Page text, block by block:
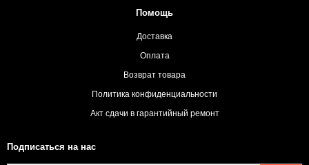
Помощь
Доставка
Оплата
Возврат товара
Политика конфиденциальности
Акт сдачи в гарантийный ремонт
Подписаться на нас